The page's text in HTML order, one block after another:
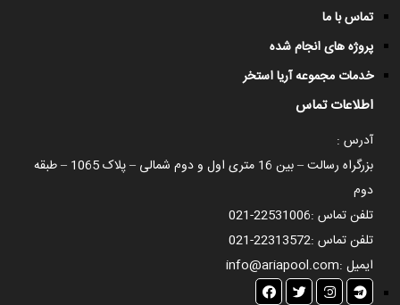
تماس با ما
پروژه های انجام شده
خدمات مجموعه آریا استخر
اطلاعات تماس
آدرس :
بزرگراه رسالت – بین 16 متری اول و دوم شمالی – پلاک 1065 – طبقه
دوم
تلفن تماس :021-22531006
تلفن تماس :021-22313572
ایمیل :info@ariapool.com